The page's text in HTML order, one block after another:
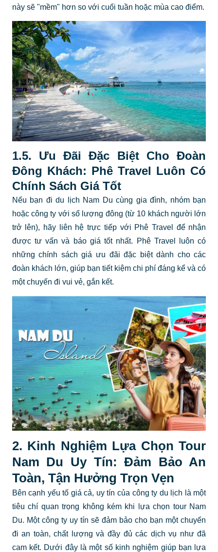
này sẽ "mềm" hơn so với cuối tuần hoặc mùa cao điểm.
1.5. Ưu Đãi Đặc Biệt Cho Đoàn
Đông Khách: Phê Travel Luôn Có
Chính Sách Giá Tốt
Nếu bạn đi du lịch Nam Du cùng gia đình, nhóm bạn
hoặc công ty với số lượng đông (từ 10 khách người lớn
trở lên), hãy liên hệ trực tiếp với Phê Travel để nhận
được tư vấn và báo giá tốt nhất. Phê Travel luôn có
những chính sách giá ưu đãi đặc biệt dành cho các
đoàn khách lớn, giúp bạn tiết kiệm chi phí đáng kể và có
một chuyến đi vui vẻ, gắn kết.
2. Kinh Nghiệm Lựa Chọn Tour
Nam Du Uy Tín: Đảm Bảo An
Toàn, Tận Hưởng Trọn Vẹn
Bên cạnh yếu tố giá cả, uy tín của công ty du lịch là một
tiêu chí quan trọng không kém khi lựa chọn tour Nam
Du. Một công ty uy tín sẽ đảm bảo cho bạn một chuyến
đi an toàn, chất lượng và đầy đủ các dịch vụ như đã
cam kết. Dưới đây là một số kinh nghiệm giúp bạn lựa